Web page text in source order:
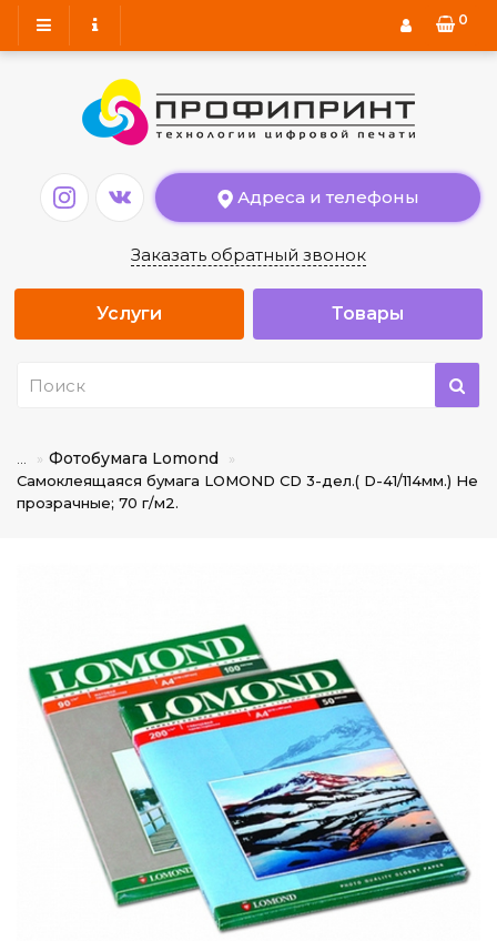
0
Адреса и телефоны
Заказать обратный звонок
Товары
Услуги
Фотобумага Lomond
Самоклеящаяся бумага LOMOND CD 3-дел.( D-41/114мм.) Не
прозрачные; 70 г/м2.